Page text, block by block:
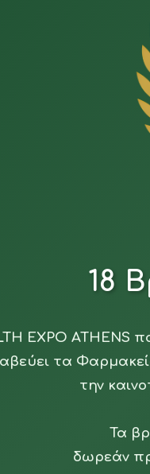
18
EXPO ATHENS
τα
την
Τα
δωρεάν